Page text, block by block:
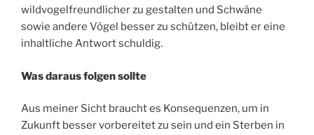
wildvogelfreundlicher zu gestalten und Schwäne
sowie andere Vögel besser zu schützen, bleibt er eine
inhaltliche Antwort schuldig.
Was daraus folgen sollte
Aus meiner Sicht braucht es Konsequenzen, um in
Zukunft besser vorbereitet zu sein und ein Sterben in